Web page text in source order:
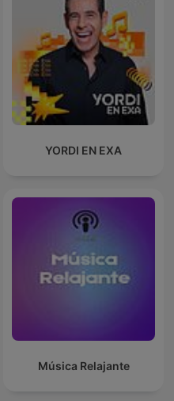
YORDI EN EXA
Música Relajante